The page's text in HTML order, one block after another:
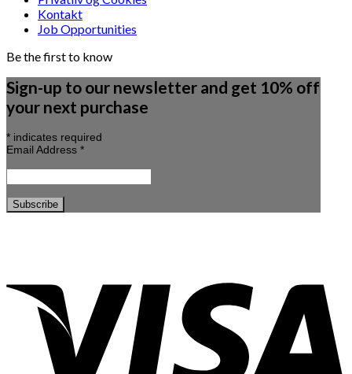
Kontakt
Job Opportunities
Be the first to know
Sign-up to our newsletter and get 10% off
your next purchase
* indicates required
Email Address *